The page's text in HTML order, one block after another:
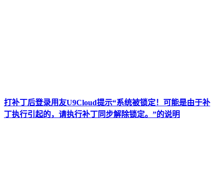
打补丁后登录用友U9Cloud提示“系统被锁定！可能是由于补
丁执行引起的，请执行补丁同步解除锁定。”的说明